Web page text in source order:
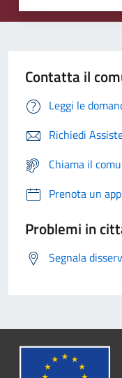
Contatta il
Leggi le
Richiedi
Chiama il
Prenota un
Problemi in
Segnala